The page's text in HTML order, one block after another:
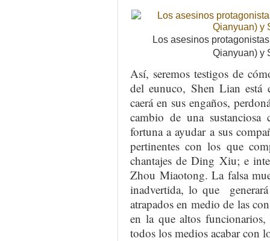
Los asesinos
Qianyuan) y
Así, seremos testigos de
del eunuco, Shen Lian está
caerá en sus engaños,
cambio de una sustanciosa
fortuna a ayudar a sus
pertinentes con los que
chantajes de Ding Xiu; e
Zhou Miaotong. La falsa
inadvertida, lo que
atrapados en medio de las
en la que altos
todos los medios acabar con